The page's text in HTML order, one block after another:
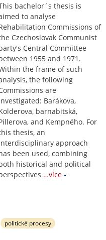
bachelor´s thesis is
to analyse
Commissions of
Czechoslovak Communist
Central Committee
1955 and 1971.
the frame of such
the following
are
Barákova,
barnabitská,
and Kempného. For
thesis, an
approach
been used, combining
historical and political
…více
politické procesy